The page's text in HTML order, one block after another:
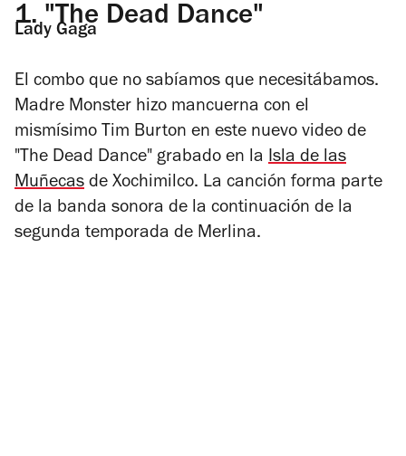
1."The Dead Dance"
Lady Gaga
El combo que no sabíamos que necesitábamos.
Madre Monster hizo mancuerna con el
mismísimo Tim Burton en este nuevo video de
"The Dead Dance" grabado en la Isla de las
Muñecas de Xochimilco. La canción forma parte
de la banda sonora de la continuación de la
segunda temporada de Merlina.